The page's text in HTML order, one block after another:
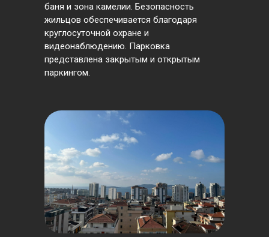
баня и зона камелии. Безопасность
жильцов обеспечивается благодаря
круглосуточной охране и
видеонаблюдению. Парковка
представлена закрытым и открытым
паркингом.